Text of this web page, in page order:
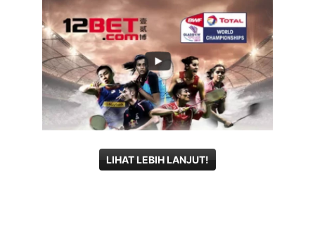
LIHAT LEBIH LANJUT!